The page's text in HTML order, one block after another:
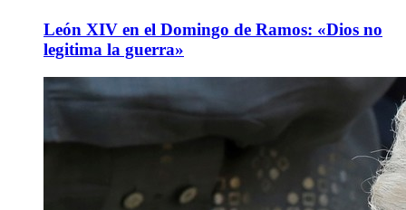
León XIV en el Domingo de Ramos: «Dios no
legitima la guerra»